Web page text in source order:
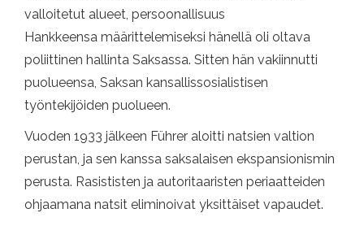
valloitetut alueet, persoonallisuus
Hankkeensa määrittelemiseksi hänellä oli oltava
poliittinen hallinta Saksassa. Sitten hän vakiinnutti
puolueensa, Saksan kansallissosialistisen
työntekijöiden puolueen.
Vuoden 1933 jälkeen Führer aloitti natsien valtion
perustan, ja sen kanssa saksalaisen ekspansionismin
perusta. Rasististen ja autoritaaristen periaatteiden
ohjaamana natsit eliminoivat yksittäiset vapaudet.